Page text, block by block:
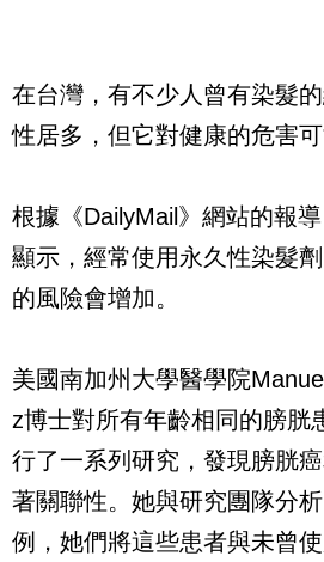
在台灣，有不少人曾有染髮
性居多，但它對健康的危害可
根據《DailyMail》網站的報
顯示，經常使用永久性染髮
的風險會增加。
美國南加州大學醫學院
z博士對所有年齡相同的膀胱
行了一系列研究，發現膀胱
著關聯性。她與研究團隊分
例，她們將這些患者與未曾